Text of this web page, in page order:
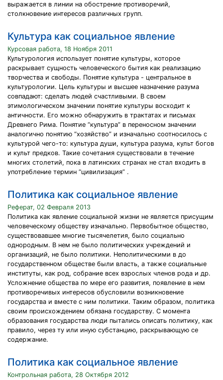
выражается в линии на обострение противоречий,
столкновение интересов различных групп.
Культура как социальное явление
Курсовая работа, 18 Ноября 2011
Культурология использует понятие культуры, которое
раскрывает сущность человеческого бытия как реализацию
творчества и свободы. Понятие культура - центральное в
культурологии. Цель культуры и высшее назначение разума
совпадают: сделать людей счастливыми. В своем
этимологическом значении понятие культуры восходит к
античности. Его можно обнаружить в трактатах и письмах
Древнего Рима. Понятие “культура” в переносном значении
аналогично понятию “хозяйство” и изначально соотносилось с
культурой чего-то: культура души, культура разума, культ богов
и культ предков. Такие сочетания существовали в течение
многих столетий, пока в латинских странах не стал входить в
употребление термин “цивилизация” .
Политика как социальное явление
Реферат, 02 Февраля 2013
Политика как явление социальной жизни не является присущим
человеческому обществу изначально. Первобытное общество,
существовавшее многие тысячелетия, было социально
однородным. В нем не было политических учреждений и
организаций, не было политики. Неполитическими в до
государственном обществе были власть, а также социальные
институты, как род, собрание всех взрослых членов рода и др.
Усложнение общества по мере его развития, появление в нем
противоречивых интересов обусловили возникновение
государства и вместе с ним политики. Таким образом, политика
своим происхождением обязана государству. С момента
образования государства люди пытались описать политику, как
правило, через ту или иную субстанцию, раскрывающую се
содержание.
Политика как социальное явление
Контрольная работа, 28 Октября 2012